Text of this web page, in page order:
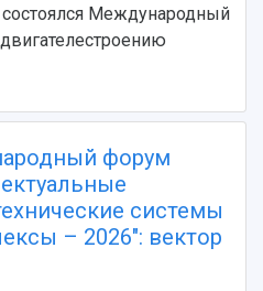
Международный
форум
системы
– 2026": вектор